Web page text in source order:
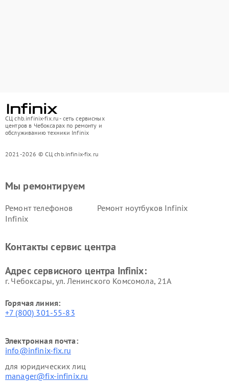
СЦ chb.infinix-fix.ru - сеть сервисных
центров в Чебоксарах по ремонту и
обслуживанию техники Infinix
2021-2026 © СЦ chb.infinix-fix.ru
Мы ремонтируем
Ремонт телефонов
Infinix
Ремонт ноутбуков Infinix
Контакты сервис центра
Адрес сервисного центра Infinix:
г. Чебоксары, ул. Ленинского Комсомола, 21А
Горячая линия:
+7 (800) 301-55-83
Электронная почта:
info@infinix-fix.ru
для юридических лиц
manager@fix-infinix.ru